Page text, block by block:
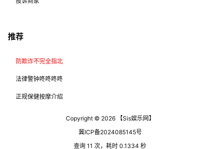
推荐
防欺诈不完全指北
法律警钟咚咚咚咚
正规保健按摩介绍
Copyright © 2026【Sis娱乐网】
冀ICP备2024085145号
查询 11 次，耗时 0.1334 秒